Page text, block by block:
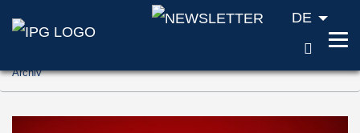
Zum Inhalt springen (Accesskey '1')
Zur Suche springen (Accesskey '2')
Zur Navigation springen (Accesskey '3')
DE
Archiv